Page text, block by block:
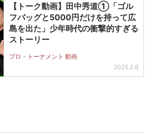
【トーク動画】田中秀道①「ゴル
フバッグと5000円だけを持って広
島を出た」少年時代の衝撃的すぎる
ストーリー
プロ・トーナメント 動画
2025.2.6